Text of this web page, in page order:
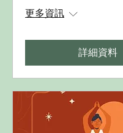
更多資訊
詳細資料